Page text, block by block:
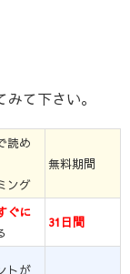
て下さい。
読め
ング
無料期間
ぐに
31日間
トが